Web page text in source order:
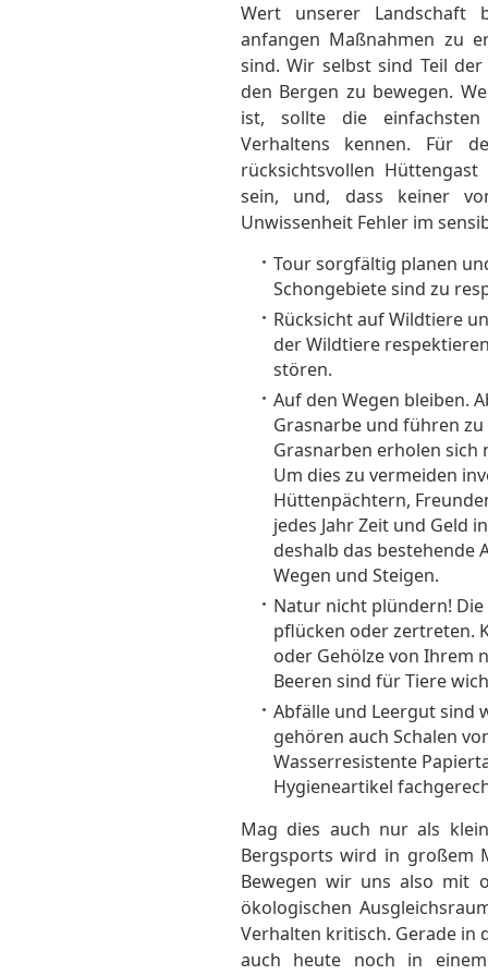
Wert unserer Landschaft
anfangen Maßnahmen zu
sind. Wir selbst sind Teil
den Bergen zu bewegen.
ist, sollte die einfachsten
Verhaltens kennen. Für
rücksichtsvollen
sein, und, dass keiner
Unwissenheit Fehler im
Tour sorgfältig planen
Schongebiete sind zu
Rücksicht auf Wildtiere
der Wildtiere
stören.
Auf den Wegen bleiben.
Grasnarbe und führen
Grasnarben erholen
Um dies zu vermeiden
Hüttenpächtern,
jedes Jahr Zeit und Geld
deshalb das bestehende
Wegen und Steigen.
Natur nicht plündern!
pflücken oder zertreten.
oder Gehölze von Ihrem
Beeren sind für Tiere
Abfälle und Leergut sind
gehören auch Schalen
Wasserresistente
Hygieneartikel
Mag dies auch nur als
Bergsports wird in großem
Bewegen wir uns also mit
ökologischen
Verhalten kritisch. Gerade in
auch heute noch in